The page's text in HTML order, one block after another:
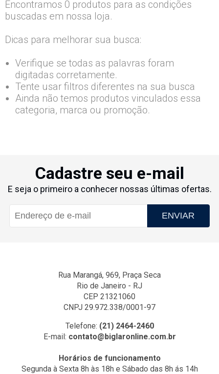
Encontramos 0 produtos para as condições
buscadas em nossa loja.
Dicas para melhorar sua busca:
Verifique se todas as palavras foram
digitadas corretamente.
Tente usar filtros diferentes na sua busca
Ainda não temos produtos vinculados essa
categoria, marca ou promoção.
Cadastre seu e-mail
E seja o primeiro a conhecer nossas últimas ofertas.
ENVIAR
Rua Marangá, 969, Praça Seca
Rio de Janeiro - RJ
CEP 21321060
CNPJ 29.972.338/0001-97
Telefone: (21) 2464-2460
E-mail: contato@biglaronline.com.br
Horários de funcionamento
Segunda à Sexta 8h às 18h e Sábado das 8h ás 14h